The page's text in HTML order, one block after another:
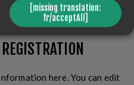
here. You can edit
[missing translation:
fr/acceptAll]